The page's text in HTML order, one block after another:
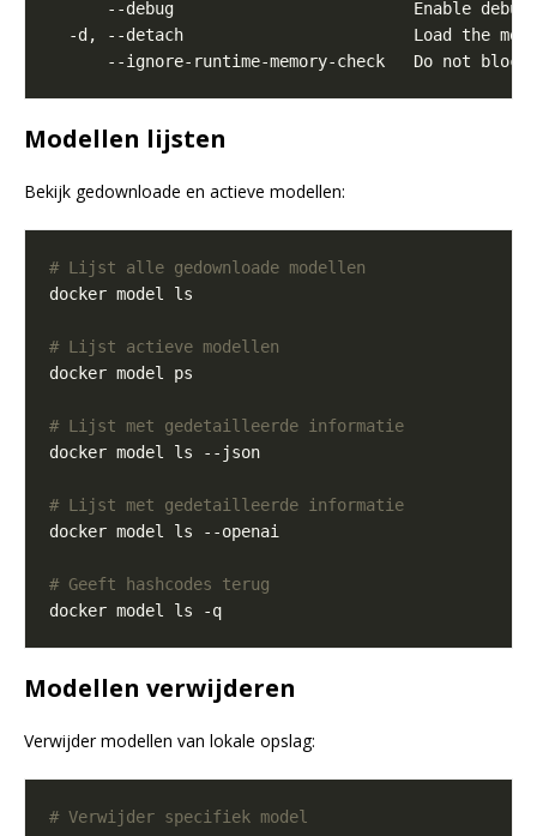
--ignore-runtime-memory-check   Do not
Modellen lijsten
Bekijk gedownloade en actieve modellen:
# Lijst alle gedownloade modellen
# Lijst actieve modellen
# Lijst met gedetailleerde informatie
# Lijst met gedetailleerde informatie
# Geeft hashcodes terug
Modellen verwijderen
Verwijder modellen van lokale opslag:
# Verwijder specifiek model